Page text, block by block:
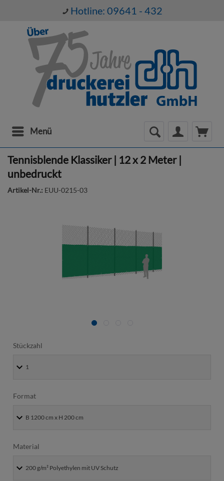
Hotline: 09641 - 432
Menü
Tennisblende Klassiker | 12 x 2 Meter |
unbedruckt
Artikel-Nr.: EUU-0215-03
Stückzahl
Format
Material